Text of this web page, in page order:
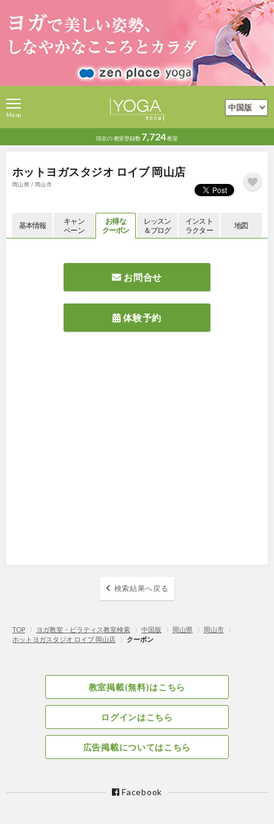
現在の教室登録数 7,724教室
Menu
ホットヨガスタジオ ロイブ 岡山店
岡山県 / 岡山市
基本情報
キャン
ペーン
お得な
クーポン
レッスン
＆ブログ
インスト
ラクター
地図
お問合せ
体験予約
検索結果へ戻る
TOP 〉 ヨガ教室・ピラティス教室検索 〉 中国版 〉 岡山県 〉 岡山市
〉
ホットヨガスタジオ ロイブ 岡山店
〉 クーポン
教室掲載(無料)はこちら
ログインはこちら
広告掲載についてはこちら
Facebook